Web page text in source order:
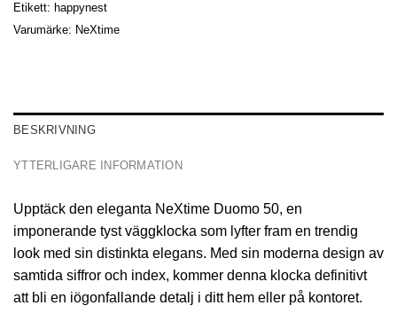
Etikett: happynest
Varumärke: NeXtime
BESKRIVNING
YTTERLIGARE INFORMATION
Upptäck den eleganta NeXtime Duomo 50, en
imponerande tyst väggklocka som lyfter fram en trendig
look med sin distinkta elegans. Med sin moderna design av
samtida siffror och index, kommer denna klocka definitivt
att bli en iögonfallande detalj i ditt hem eller på kontoret.